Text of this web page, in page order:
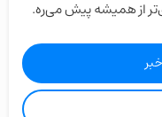
از همیشه پیش می‌ره.